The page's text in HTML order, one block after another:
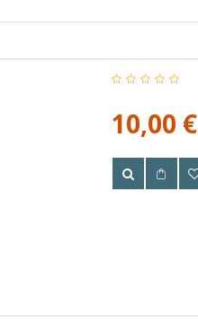
10,00 €